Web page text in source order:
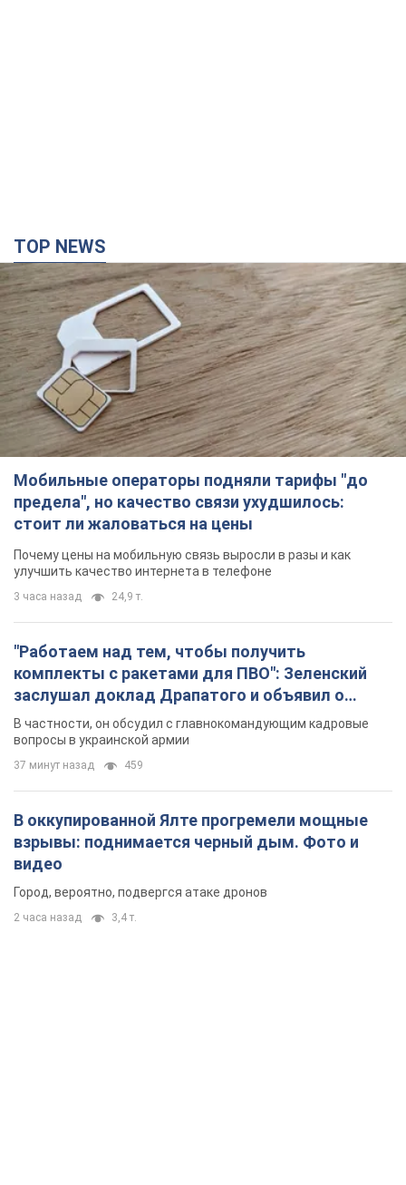
TOP NEWS
Мобильные операторы подняли тарифы "до
предела", но качество связи ухудшилось:
стоит ли жаловаться на цены
Почему цены на мобильную связь выросли в разы и как
улучшить качество интернета в телефоне
3 часа назад 24,9 т.
"Работаем над тем, чтобы получить
комплекты с ракетами для ПВО": Зеленский
заслушал доклад Драпатого и объявил о
новых мерах
В частности, он обсудил с главнокомандующим кадровые
вопросы в украинской армии
37 минут назад 459
В оккупированной Ялте прогремели мощные
взрывы: поднимается черный дым. Фото и
видео
Город, вероятно, подвергся атаке дронов
2 часа назад 3,4 т.